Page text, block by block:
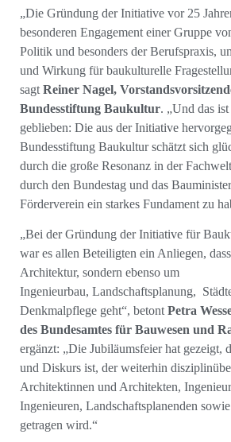
„Die Gründung der Initiative vor 25
besonderen Engagement einer Gruppe
Politik und besonders der Berufspraxis,
und Wirkung für baukulturelle
sagt Reiner Nagel,
Bundesstiftung Baukultur. „Und das
geblieben: Die aus der Initiative
Bundesstiftung Baukultur schätzt sich
durch die große Resonanz in der
durch den Bundestag und das
Förderverein ein starkes Fundament zu
„Bei der Gründung der Initiative für
war es allen Beteiligten ein Anliegen,
Architektur, sondern ebenso um
Ingenieurbau, Landschaftsplanung,
Denkmalpflege geht“, betont Petra
des Bundesamtes für Bauwesen und
ergänzt: „Die Jubiläumsfeier hat gezeigt,
und Diskurs ist, der weiterhin
Architektinnen und Architekten,
Ingenieuren, Landschaftsplanenden
getragen wird.“